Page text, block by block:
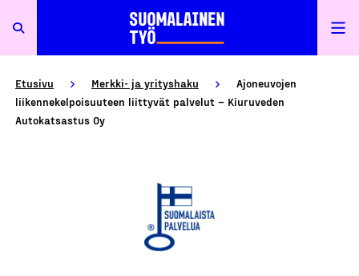
Etusivu Merkki- ja yrityshaku
Ajoneuvojen
liikennekelpoisuuteen liittyvät palvelut – Kiuruveden
Autokatsastus Oy